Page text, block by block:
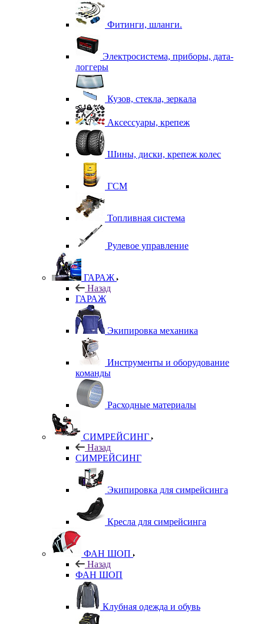
Фитинги, шланги.
Электросистема, приборы, дата-
логгеры
Кузов, стекла, зеркала
Аксессуары, крепеж
Шины, диски, крепеж колес
ГСМ
Топливная система
Рулевое управление
ГАРАЖ
Назад
ГАРАЖ
Экипировка механика
Инструменты и оборудование
команды
Расходные материалы
СИМРЕЙСИНГ
Назад
СИМРЕЙСИНГ
Экипировка для симрейсинга
Кресла для симрейсинга
ФАН ШОП
Назад
ФАН ШОП
Клубная одежда и обувь